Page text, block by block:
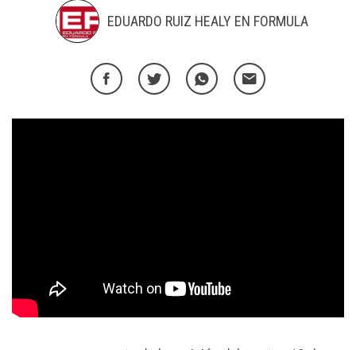
EDUARDO RUIZ HEALY EN FORMULA